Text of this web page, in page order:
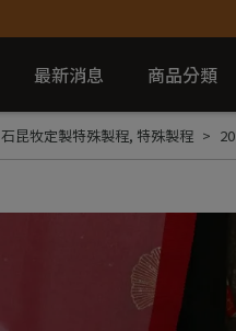
最新消息 商品分類
石昆牧定製特殊製程, 特殊製程